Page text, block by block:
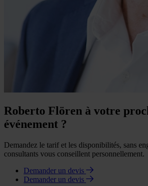
Roberto Flören à votre
événement ?
Demandez le tarif et les disponibilités, sans
consultants vous conseillent personnellement.
Demander un devis
Demander un devis